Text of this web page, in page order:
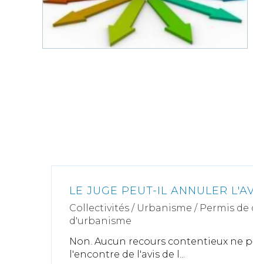
LE JUGE PEUT-IL ANNULER
Collectivités / Urbanisme / Permis
d'urbanisme
Non. Aucun recours contentieux ne
l'encontre de l'avis de l...